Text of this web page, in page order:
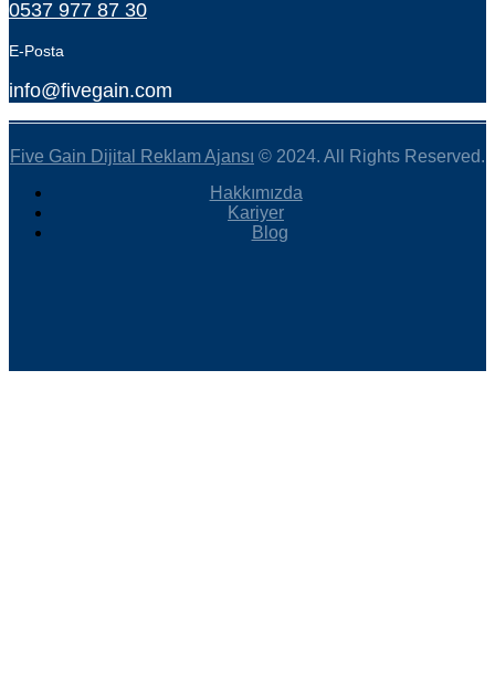
0537 977 87 30
E-Posta
info@fivegain.com
Five Gain Dijital Reklam Ajansı © 2024. All Rights Reserved.
Hakkımızda
Kariyer
Blog